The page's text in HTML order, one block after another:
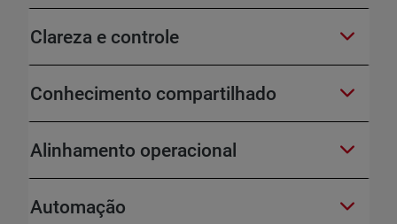
Clareza e controle
Conhecimento compartilhado
Alinhamento operacional
Automação